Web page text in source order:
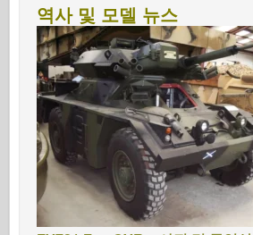
역사 및 모델 뉴스